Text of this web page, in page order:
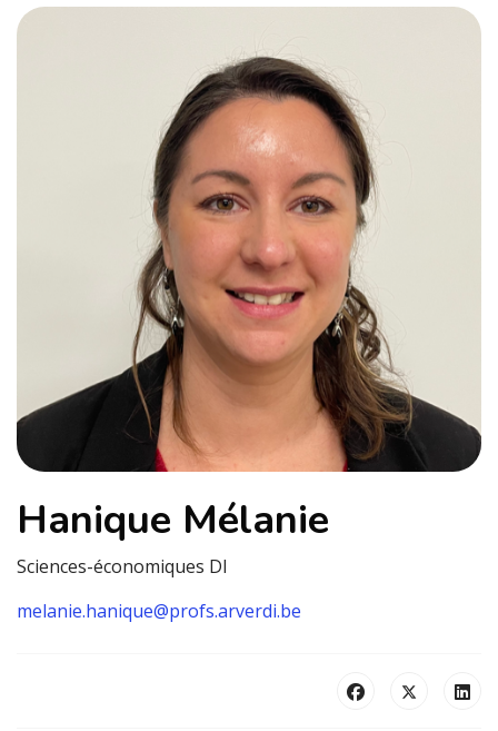
Hanique Mélanie
Sciences-économiques DI
melanie.hanique@profs.arverdi.be